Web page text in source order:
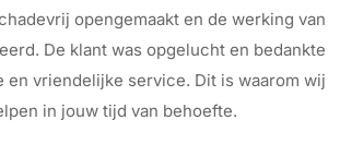
opengemaakt en de werking van
De klant was opgelucht en bedankte
en vriendelijke service. Dit is waarom wij
in jouw tijd van behoefte.